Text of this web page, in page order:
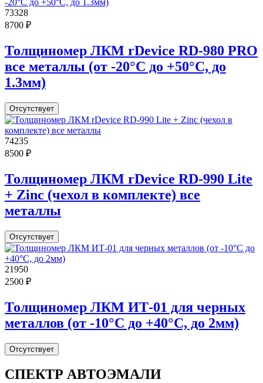
73328
8700 ₽
Толщиномер ЛКМ rDevice RD-980 PRO
все металлы (от -20°С до +50°С, до
1.3мм)
Отсутствует
74235
8500 ₽
Толщиномер ЛКМ rDevice RD-990 Lite
+ Zinc (чехол в комплекте) все
металлы
Отсутствует
21950
2500 ₽
Толщиномер ЛКМ ИТ-01 для черных
металлов (от -10°С до +40°С, до 2мм)
Отсутствует
СПЕКТР АВТОЭМАЛИ